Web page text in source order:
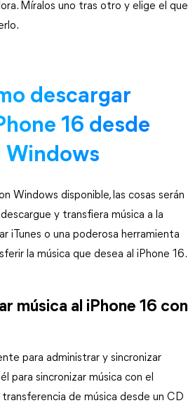
Míralos uno tras otro y elige el que
descargar
16 desde
Windows
Windows disponible, las cosas serán
y transfiera música a la
iTunes o una poderosa herramienta
la música que desea al iPhone 16.
música al iPhone 16 con
para administrar y sincronizar
para sincronizar música con el
de música desde un CD